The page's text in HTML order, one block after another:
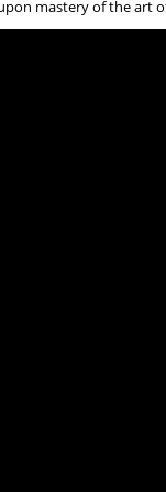
mastery of the art